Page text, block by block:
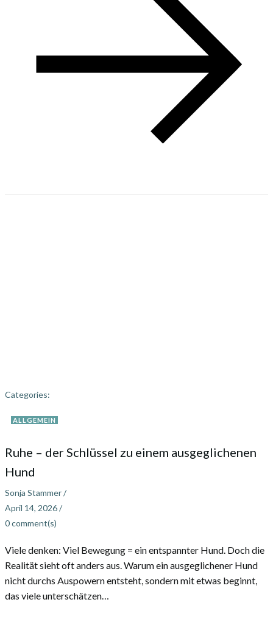
Categories:
ALLGEMEIN
Ruhe – der Schlüssel zu einem ausgeglichenen
Hund
Sonja Stammer/
April 14, 2026/
0comment(s)
Viele denken: Viel Bewegung = ein entspannter Hund. Doch die
Realität sieht oft anders aus. Warum ein ausgeglichener Hund
nicht durchs Auspowern entsteht, sondern mit etwas beginnt,
das viele unterschätzen…